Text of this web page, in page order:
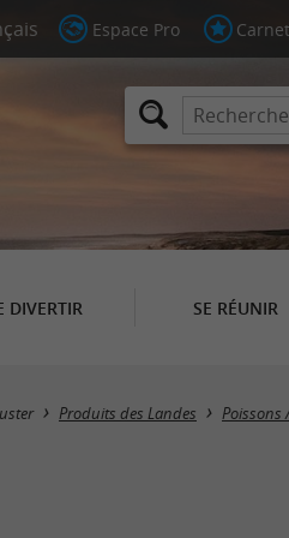
Espace Pro
DIVERTIR SE RÉUNIR
Produits des Landes Poissons